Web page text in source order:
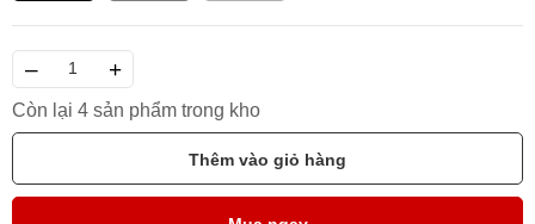
– +
Còn lại 4 sản phẩm trong kho
Thêm vào giỏ hàng